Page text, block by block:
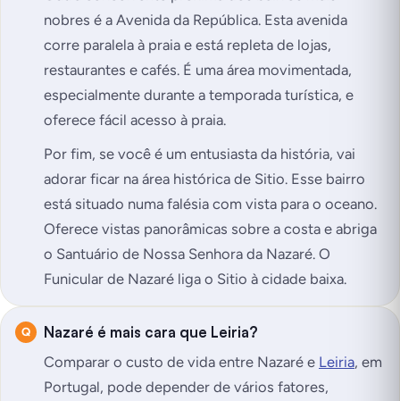
nobres é a Avenida da República. Esta avenida
corre paralela à praia e está repleta de lojas,
restaurantes e cafés. É uma área movimentada,
especialmente durante a temporada turística, e
oferece fácil acesso à praia.
Por fim, se você é um entusiasta da história, vai
adorar ficar na área histórica de Sitio. Esse bairro
está situado numa falésia com vista para o oceano.
Oferece vistas panorâmicas sobre a costa e abriga
o Santuário de Nossa Senhora da Nazaré. O
Funicular de Nazaré liga o Sitio à cidade baixa.
Nazaré é mais cara que Leiria?
Comparar o custo de vida entre Nazaré e Leiria, em
Portugal, pode depender de vários fatores,